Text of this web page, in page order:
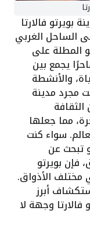
بويرتو فالارتا
الساحل الغربي
المطلة على
يجمع بين
والأنشطة
مجرد مدينة
مما جعلها
سواء كنت
تبحث عن
فإن بويرتو
مختلف الأذواق.
أبرز
وجهة لا